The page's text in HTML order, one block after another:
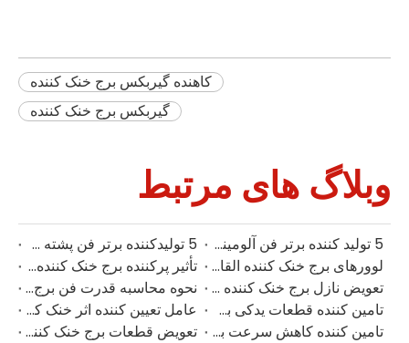
کاهنده گیربکس برج خنک کننده
گیربکس برج خنک کننده
وبلاگ های مرتبط
5 تولیدکننده برتر فن پشته های برج خنک کننده در سنگاپور
5 تولید کننده برتر فن آلومینیومی برج خنک کننده در اندونزی
تأثیر پرکننده برج خنک کننده بر راندمان اتلاف گرما
لوورهای برج خنک کننده القا شده
نحوه محاسبه قدرت فن برج خنک کننده
تعویض نازل برج خنک کننده چین
عامل تعیین کننده اثر خنک کننده - پر کردن برج خنک کننده
تامین کننده قطعات یدکی برج خنک کننده صنعتی برتر در چین
تعویض قطعات برج خنک کننده مارلی | تامین کننده قطعات یدکی برج خنک کننده
تامین کننده کاهش سرعت برج خنک کننده | کاهنده دنده های صنعتی